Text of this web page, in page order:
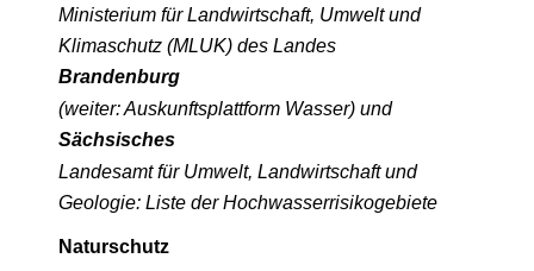
Ministerium für Landwirtschaft, Umwelt und
Klimaschutz (MLUK) des Landes
Brandenburg
(weiter: Auskunftsplattform Wasser) und
Sächsisches
Landesamt für Umwelt, Landwirtschaft und
Geologie: Liste der Hochwasserrisikogebiete
Naturschutz